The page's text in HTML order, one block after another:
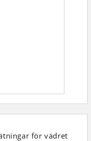
för vädret